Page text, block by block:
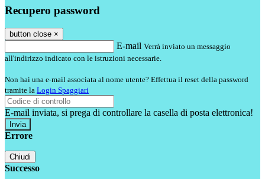
Recupero password
button close ×
E-mail Verrà inviato un messaggio
all'indirizzo indicato con le istruzioni necessarie.
Non hai una e-mail associata al nome utente? Effettua il reset della password
tramite la Login Spaggiari
E-mail inviata, si prega di controllare la casella di posta elettronica!
Errore
Chiudi
Successo